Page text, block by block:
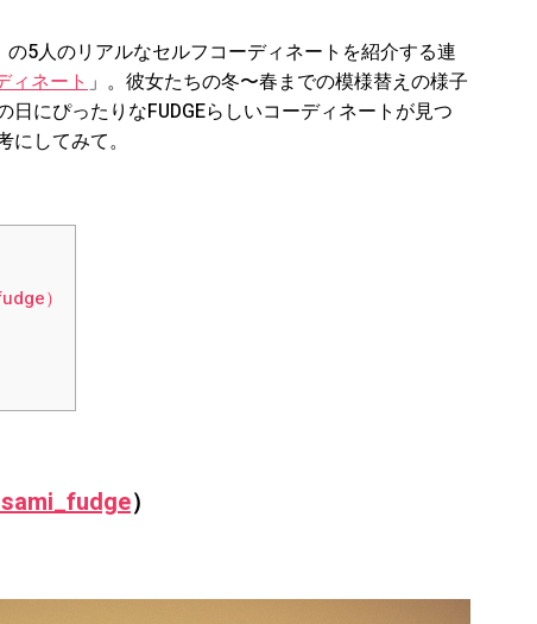
の5人のリアルなセルフコーディネートを紹介する連
ィネート」。彼女たちの冬〜春までの模様替えの様子
にぴったりなFUDGEらしいコーディネートが見つ
してみて。
）
）